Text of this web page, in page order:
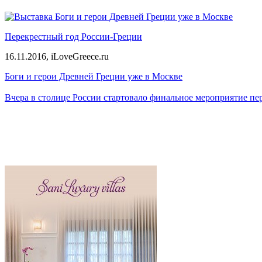
Перекрестный год России-Греции
16.11.2016, iLoveGreece.ru
Боги и герои Древней Греции уже в Москве
Вчера в столице России стартовало финальное мероприятие